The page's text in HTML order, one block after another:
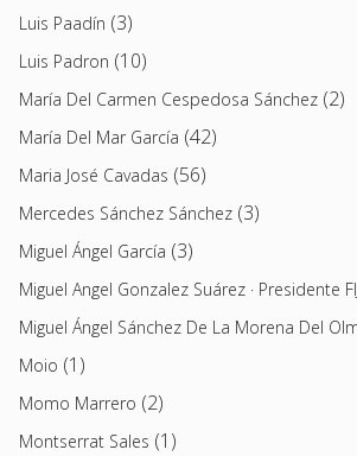
Luis Paadín (3)
Luis Padron (10)
María Del Carmen Cespedosa Sánchez (2)
María Del Mar García (42)
Maria José Cavadas (56)
Mercedes Sánchez Sánchez (3)
Miguel Ángel García (3)
Miguel Angel Gonzalez Suárez · Presidente
Miguel Ángel Sánchez De La Morena Del
Moio (1)
Momo Marrero (2)
Montserrat Sales (1)